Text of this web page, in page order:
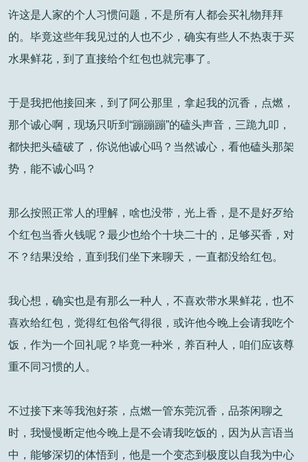
许这是人家的个人习惯问题，不是所有人都会买礼物拜拜
的。毕竟这些年我见过的人也不少，确实有些人不热衷于买
水果鲜花，到了直接给个红包也就完事了。
于是我把他接回来，到了阿公那里，拿起我的沉香，点燃，
那个诚心啊，现场只听到“蹦蹦蹦”的磕头声音，三跪九叩，
都快把头磕破了，你说他诚心吗？当然诚心，看他磕头那架
势，能不诚心吗？
那么按照正常人的理解，啥也没带，光上香，是不是好歹给
个红包当香火钱呢？最少也给个十块二十的，足够买香，对
不？结果没给，直到我们坐下来聊天，一直都没给红包。
我心想，确实也是有那么一种人，不喜欢带水果鲜花，也不
喜欢给红包，觉得红包俗气得很，或许他今晚上会请我吃个
饭，作为一个回礼呢？毕竟一种米，养百种人，咱们应该尊
重不同习惯的人。
不过接下来等我泡好茶，点燃一管东莞沉香，品茶闲聊之
时，我慢慢断定他今晚上是不会请我吃饭的，因为从言语当
中，能够深切的体悟到，他是一个变态到极度以自我为中心